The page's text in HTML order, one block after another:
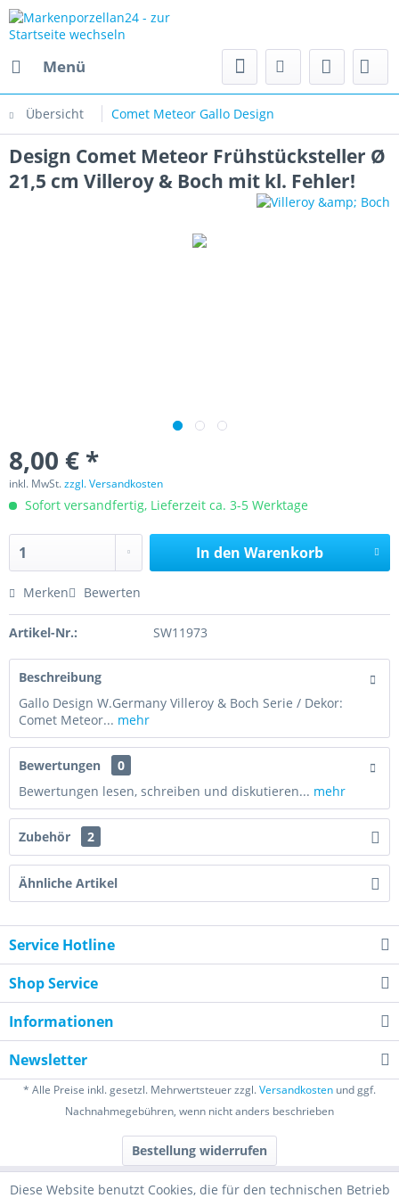
Menü
Übersicht Comet Meteor Gallo Design
Design Comet Meteor Frühstücksteller Ø
21,5 cm Villeroy & Boch mit kl. Fehler!
8,00 € *
inkl. MwSt.zzgl. Versandkosten
Sofort versandfertig, Lieferzeit ca. 3-5 Werktage
In den Warenkorb
Merken Bewerten
Artikel-Nr.: SW11973
Beschreibung
Gallo Design W.Germany Villeroy & Boch Serie / Dekor:
Comet Meteor... mehr
Bewertungen
0
Bewertungen lesen, schreiben und diskutieren... mehr
Zubehör 2
Ähnliche Artikel
Service Hotline
Shop Service
Informationen
Newsletter
* Alle Preise inkl. gesetzl. Mehrwertsteuer zzgl.Versandkosten und ggf.
Nachnahmegebühren, wenn nicht anders beschrieben
Bestellung widerrufen
Diese Website benutzt Cookies, die für den technischen Betrieb